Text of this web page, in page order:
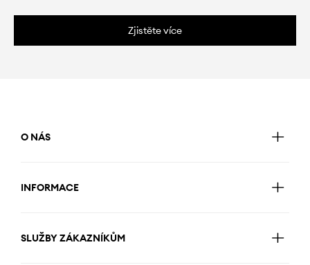
Zjistěte více
O NÁS
INFORMACE
SLUŽBY ZÁKAZNÍKŮM